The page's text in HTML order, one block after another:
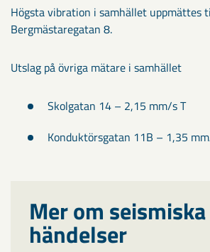
Högsta vibration i samhället uppmättes
Bergmästaregatan 8.
Utslag på övriga mätare i samhället
Skolgatan 14 – 2,15 mm/s T
Konduktörsgatan 11B – 1,35
Mer om seismiska
händelser